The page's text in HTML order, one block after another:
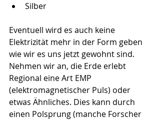
Silber
Eventuell wird es auch keine
Elektrizität mehr in der Form geben
wie wir es uns jetzt gewohnt sind.
Nehmen wir an, die Erde erlebt
Regional eine Art EMP
(elektromagnetischer Puls) oder
etwas Ähnliches. Dies kann durch
einen Polsprung (manche Forscher